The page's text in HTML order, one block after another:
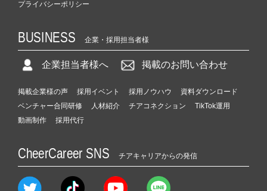
プライバシーポリシー
BUSINESS 企業・採用担当者様
企業担当者様へ 掲載のお問い合わせ
掲載企業様の声 採用イベント 採用ノウハウ
資料ダウンロード
ベンチャー合同研修
人材紹介 チアコネクション
TikTok運用
動画制作
採用代行
CheerCareer SNS チアキャリアからの発信